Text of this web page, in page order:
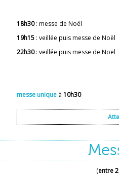
18h30: messe de
19h15 : veillée puis
22h30: veillée puis
messe unique à 10h30
(entre